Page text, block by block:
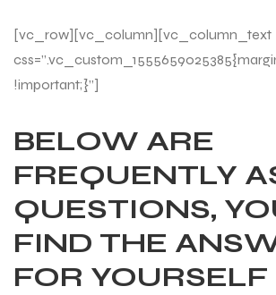
[vc_row][vc_column][vc_column_text
!important;}”]
BELOW ARE
FREQUENTLY
QUESTIONS,
FIND THE
FOR YOURSELF